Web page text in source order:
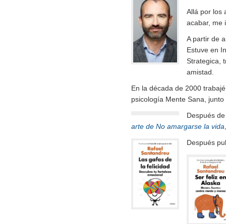
Allá por los
acabar, me
A partir de
Estuve en
Strategica,
amistad.
En la década de 2000
psicología Mente Sana,
Después
arte de No amargarse la vida
Después